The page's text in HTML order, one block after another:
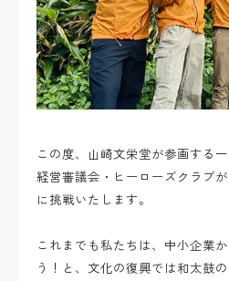
この度、山崎文栄堂が参画する
経営審議会・ヒーローズクラブ
に挑戦いたします。
これまでも私たちは、中小企業
う！と、文化の復興では和太鼓